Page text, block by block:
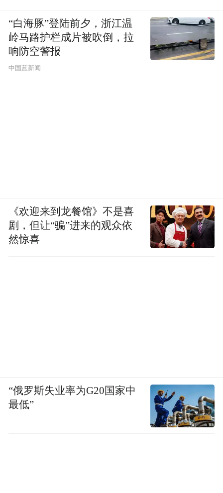
“白海豚”登陆前夕，浙江温
岭马路护栏成片被吹倒，拉
响防空警报
中国蓝新闻
《欢迎来到龙餐馆》不是喜
剧，但让“骗”进来的观众依
然惊喜
“俄罗斯失业率为G20国家中
最低”